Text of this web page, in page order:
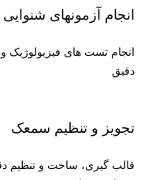
انجام آزمونهای
انجام تست های فیزیولوژیک
دقیق
تجویز و تنظیم سمعک
قالب گیری، ساخت و تنظیم